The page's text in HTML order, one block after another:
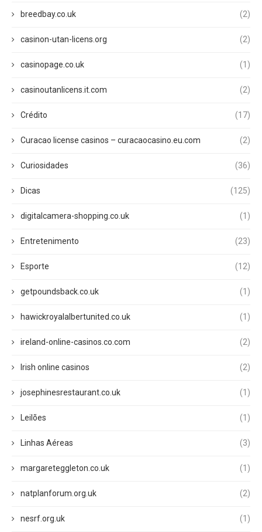
breedbay.co.uk (2)
casinon-utan-licens.org (2)
casinopage.co.uk (1)
casinoutanlicens.it.com (2)
Crédito (17)
Curacao license casinos – curacaocasino.eu.com (2)
Curiosidades (36)
Dicas (125)
digitalcamera-shopping.co.uk (1)
Entretenimento (23)
Esporte (12)
getpoundsback.co.uk (1)
hawickroyalalbertunited.co.uk (1)
ireland-online-casinos.co.com (2)
Irish online casinos (2)
josephinesrestaurant.co.uk (1)
Leilões (1)
Linhas Aéreas (3)
margareteggleton.co.uk (1)
natplanforum.org.uk (2)
nesrf.org.uk (1)